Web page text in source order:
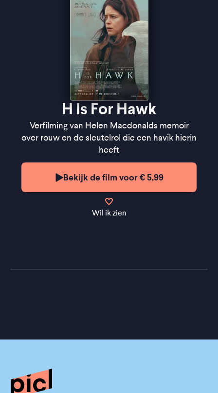
H Is For Hawk
Verfilming van Helen Macdonalds memoir
over rouw en de sleutelrol die een havik hierin
heeft
Bekijk de film voor € 5,99
Wil ik zien